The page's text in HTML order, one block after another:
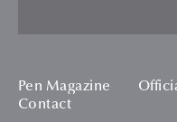
Pen Magazine
Contact